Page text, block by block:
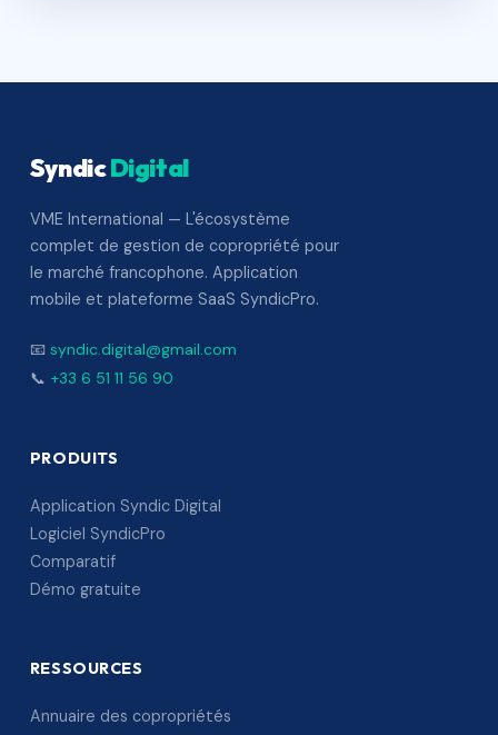
SyndicDigital
VME International — L'écosystème
complet de gestion de copropriété pour
le marché francophone. Application
mobile et plateforme SaaS SyndicPro.
📧 syndic.digital@gmail.com
📞 +33 6 51 11 56 90
PRODUITS
Application Syndic Digital
Logiciel SyndicPro
Comparatif
Démo gratuite
RESSOURCES
Annuaire des copropriétés